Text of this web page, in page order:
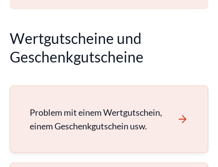
Wertgutscheine und
Geschenkgutscheine
Problem mit einem Wertgutschein,
einem Geschenkgutschein usw.